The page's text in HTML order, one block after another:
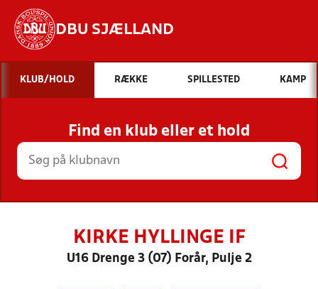
DBU SJÆLLAND
Hvad vil du søge efter?
INDHOLD OG NYHEDER
STILLINGER, RESULTATER, KLUBBER OG
HOLD
KLUB/HOLD RÆKKE SPILLESTED KAMP
Find en klub eller et hold
KIRKE HYLLINGE IF
U16 Drenge 3 (07) Forår, Pulje 2